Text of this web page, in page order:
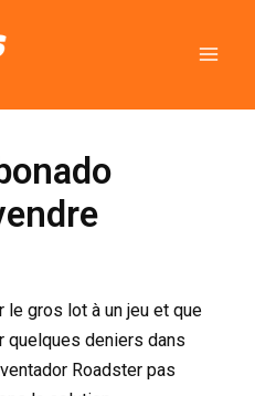
le gros lot à un jeu et que
deniers dans
Roadster pas